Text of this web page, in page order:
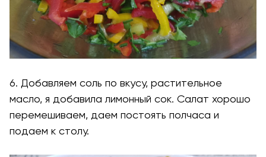
6. Добавляем соль по вкусу, растительное
масло, я добавила лимонный сок. Салат хорошо
перемешиваем, даем постоять полчаса и
подаем к столу.